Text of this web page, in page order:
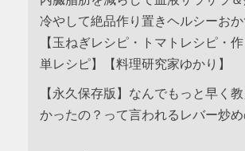
冷やして絶品作り置きヘルシーお
【玉ねぎレシピ・トマトレシピ・
単レシピ】【料理研究家ゆかり】
【永久保存版】なんでもっと早く
かったの？って言われるレバー炒め